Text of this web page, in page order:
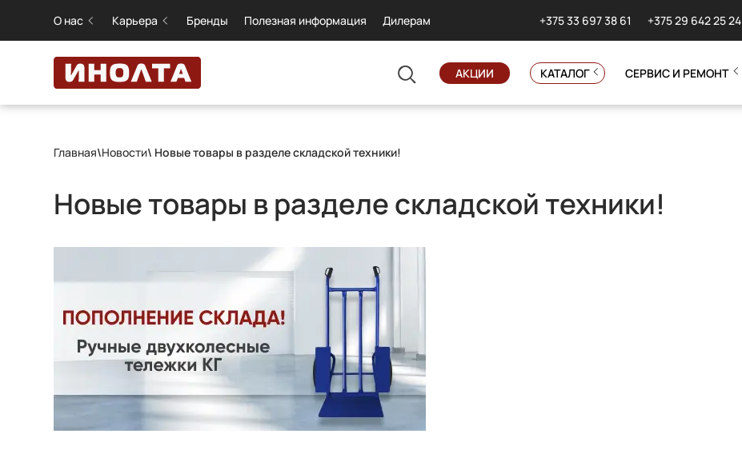
О нас Карьера Бренды Полезная информация Дилерам +375 33 697 38 61 +375 29 642 25 24
АКЦИИ КАТАЛОГ СЕРВИС И РЕМОНТ
Главная\Новости\ Новые товары в разделе складской техники!
Новые товары в разделе складской техники!